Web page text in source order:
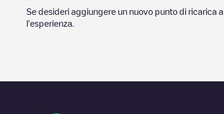
Se desideri aggiungere un nuovo punto di ricarica a
l'esperienza.